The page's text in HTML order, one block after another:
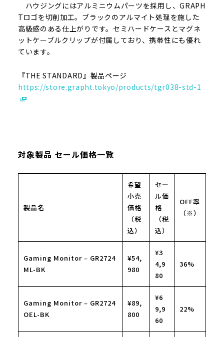
ハウジングにはアルミニウムパーツを採用し、GRAPH
Tロゴを切削加工。ブラックのアルマイト処理を施した
高級感のある仕上がりです。セミハードケースとマグネ
ットケーブルクリップが付属しており、携帯性にも優れ
ています。
『THE STANDARD』製品ページ
https://store.grapht.tokyo/products/tgr038-std-1
対象製品 セール価格一覧
製品名
希望
小売
価格
（税
込）
セー
ル価
格
（税
込）
OFF率
（※）
Gaming Monitor – GR2724
ML-BK
¥54,
980
¥3
4,9
80
36%
Gaming Monitor – GR2724
OEL-BK
¥89,
800
¥6
9,9
60
22%